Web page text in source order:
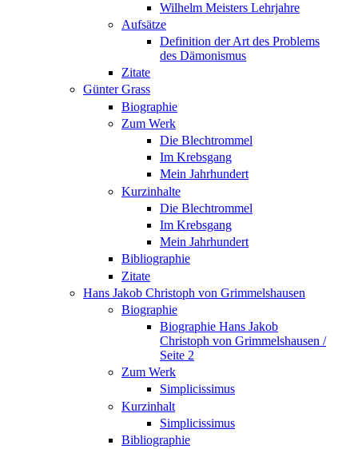
Wilhelm Meisters Lehrjahre
Aufsätze
Definition der Art des Problems
des Dämonismus
Zitate
Günter Grass
Biographie
Zum Werk
Die Blechtrommel
Im Krebsgang
Mein Jahrhundert
Kurzinhalte
Die Blechtrommel
Im Krebsgang
Mein Jahrhundert
Bibliographie
Zitate
Hans Jakob Christoph von Grimmelshausen
Biographie
Biographie Hans Jakob
Christoph von Grimmelshausen /
Seite 2
Zum Werk
Simplicissimus
Kurzinhalt
Simplicissimus
Bibliographie